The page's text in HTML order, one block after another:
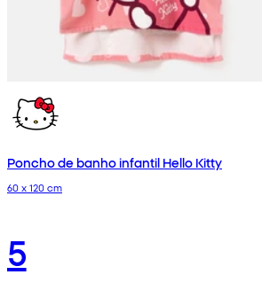
Poncho de banho infantil Hello Kitty
60 x 120 cm
5